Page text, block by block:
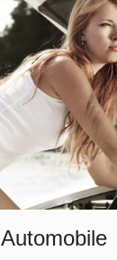
Automobile